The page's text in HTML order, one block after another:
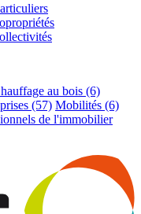
au bois (6)
(57) Mobilités (6)
de l'immobilier